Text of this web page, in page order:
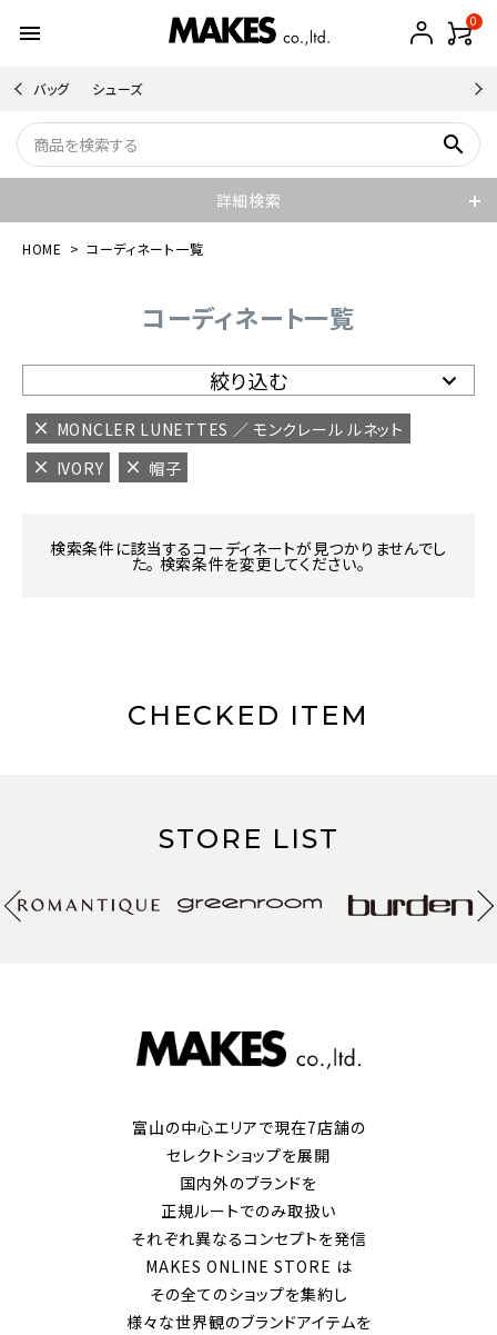
menu 0
バッグ シューズ
search
詳細検索
HOME コーディネート一覧
コーディネート一覧
絞り込む
MONCLER LUNETTES ／ モンクレール ルネット
IVORY
帽子
検索条件に該当するコーディネートが見つかりませんでし
た。 検索条件を変更してください。
CHECKED ITEM
STORE LIST
富山の中心エリアで現在7店舗の
セレクトショップを展開
国内外のブランドを
正規ルートでのみ取扱い
それぞれ異なるコンセプトを発信
MAKES ONLINE STORE は
その全てのショップを集約し
様々な世界観のブランドアイテムを